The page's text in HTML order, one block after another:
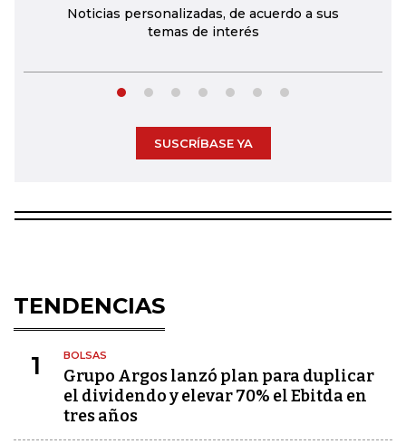
Noticias personalizadas, de acuerdo a sus
temas de interés
SUSCRÍBASE YA
TENDENCIAS
1 BOLSAS
Grupo Argos lanzó plan para duplicar
el dividendo y elevar 70% el Ebitda en
tres años